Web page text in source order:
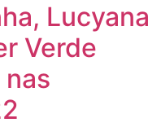
Lucyana
Verde
nas